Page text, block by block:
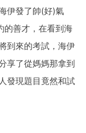
伊發了帥(好)氣
的善才，在看到海
到來的考試，海伊
享了從媽媽那拿到
發現題目竟然和試